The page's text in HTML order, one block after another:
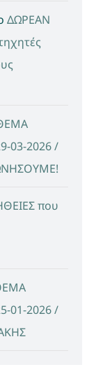
ΔΩΡΕΑΝ
03-2026 /
που
01-2026 /